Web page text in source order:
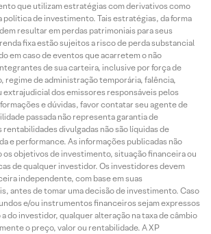
que utilizam estratégias com derivativos como
de investimento. Tais estratégias, da forma
resultar em perdas patrimoniais para seus
fixa estão sujeitos a risco de perda substancial
em caso de eventos que acarretem o não
de sua carteira, inclusive por força de
regime de administração temporária, falência,
extrajudicial dos emissores responsáveis pelos
e dúvidas, favor contatar seu agente de
passada não representa garantia de
divulgadas não são líquidas de
e performance. As informações publicadas não
os objetivos de investimento, situação financeira ou
de qualquer investidor. Os investidores devem
independente, com base em suas
antes de tomar uma decisão de investimento. Caso
e/ou instrumentos financeiros sejam expressos
a do investidor, qualquer alteração na taxa de câmbio
o preço, valor ou rentabilidade. A XP